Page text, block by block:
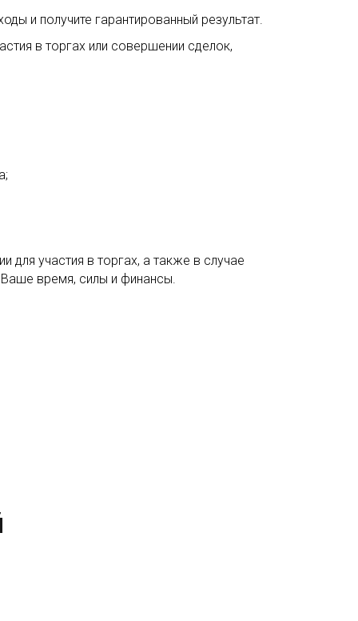
и получите гарантированный результат.
в торгах или совершении сделок,
участия в торгах, а также в случае
время, силы и финансы.